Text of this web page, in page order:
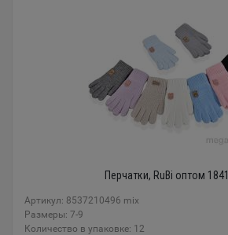
Перчатки, RuBi оптом
Артикул: 8537210496 mix
Размеры: 7-9
Количество в упаковке: 12